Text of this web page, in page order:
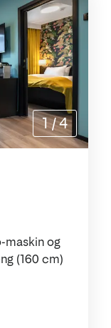
maskin og
(160 cm)
1 /4